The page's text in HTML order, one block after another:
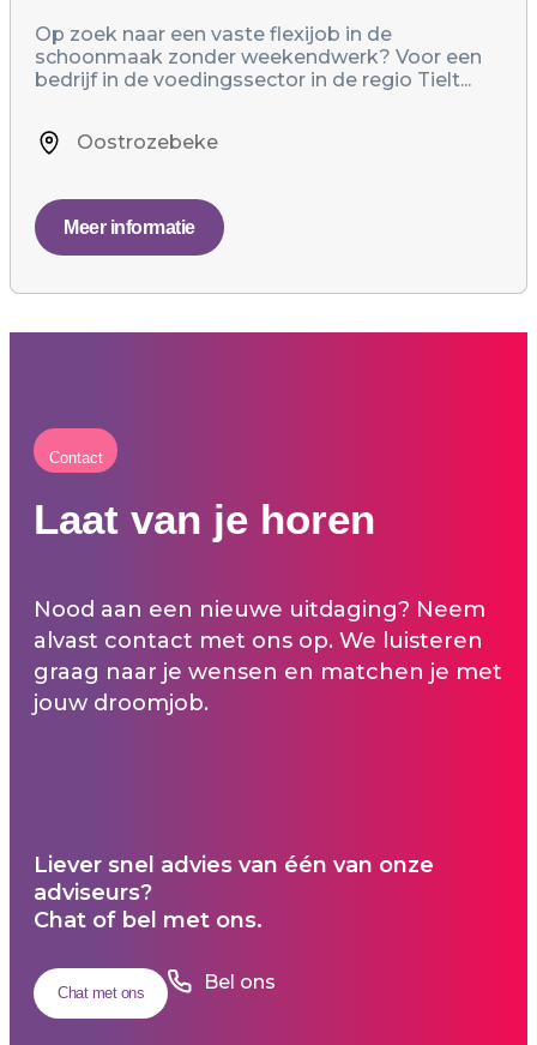
Op zoek naar een vaste flexijob in de
schoonmaak zonder weekendwerk? Voor een
bedrijf in de voedingssector in de regio Tielt...
Oostrozebeke
Meer informatie
Contact
Laat van je horen
Nood aan een nieuwe uitdaging? Neem
alvast contact met ons op. We luisteren
graag naar je wensen en matchen je met
jouw droomjob.
Liever snel advies van één van onze
adviseurs?
Chat of bel met ons.
Chat met ons Bel ons